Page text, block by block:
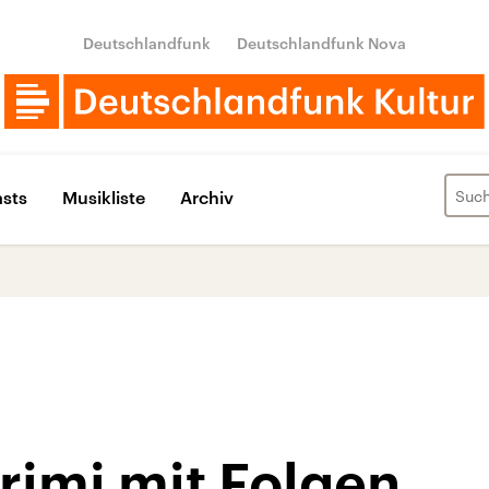
Deutschlandfunk Deutschlandfunk Nova
Musikliste Archiv